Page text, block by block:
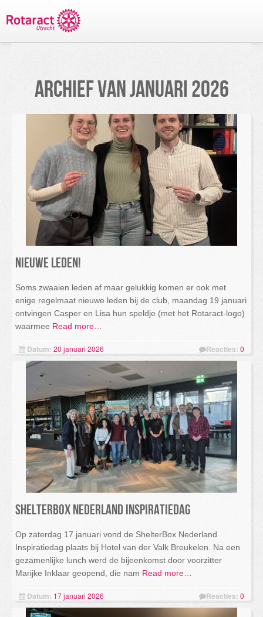
ARCHIEF VANJANUARI 2026
Nieuwe leden!
Soms zwaaien leden af maar gelukkig komen er ook met
enige regelmaat nieuwe leden bij de club, maandag 19 januari
ontvingen Casper en Lisa hun speldje (met het Rotaract-logo)
waarmee Read more…
Reacties: 0
Datum: 20 januari 2026
ShelterBox Nederland Inspiratiedag
Op zaterdag 17 januari vond de ShelterBox Nederland
Inspiratiedag plaats bij Hotel van der Valk Breukelen. Na een
gezamenlijke lunch werd de bijeenkomst door voorzitter
Marijke Inklaar geopend, die nam Read more…
Reacties: 0
Datum: 17 januari 2026